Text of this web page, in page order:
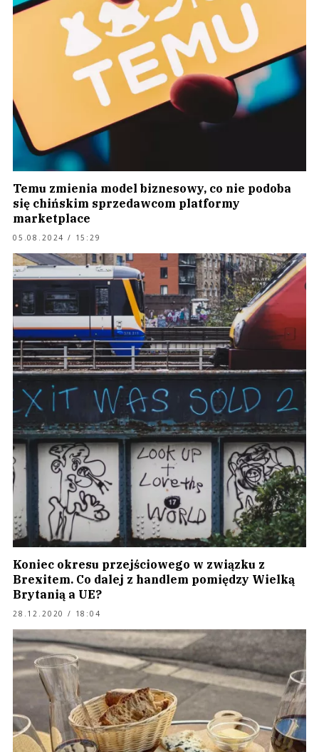
Temu zmienia model biznesowy, co nie podoba
się chińskim sprzedawcom platformy
marketplace
05.08.2024 / 15:29
Koniec okresu przejściowego w związku z
Brexitem. Co dalej z handlem pomiędzy Wielką
Brytanią a UE?
28.12.2020 / 18:04